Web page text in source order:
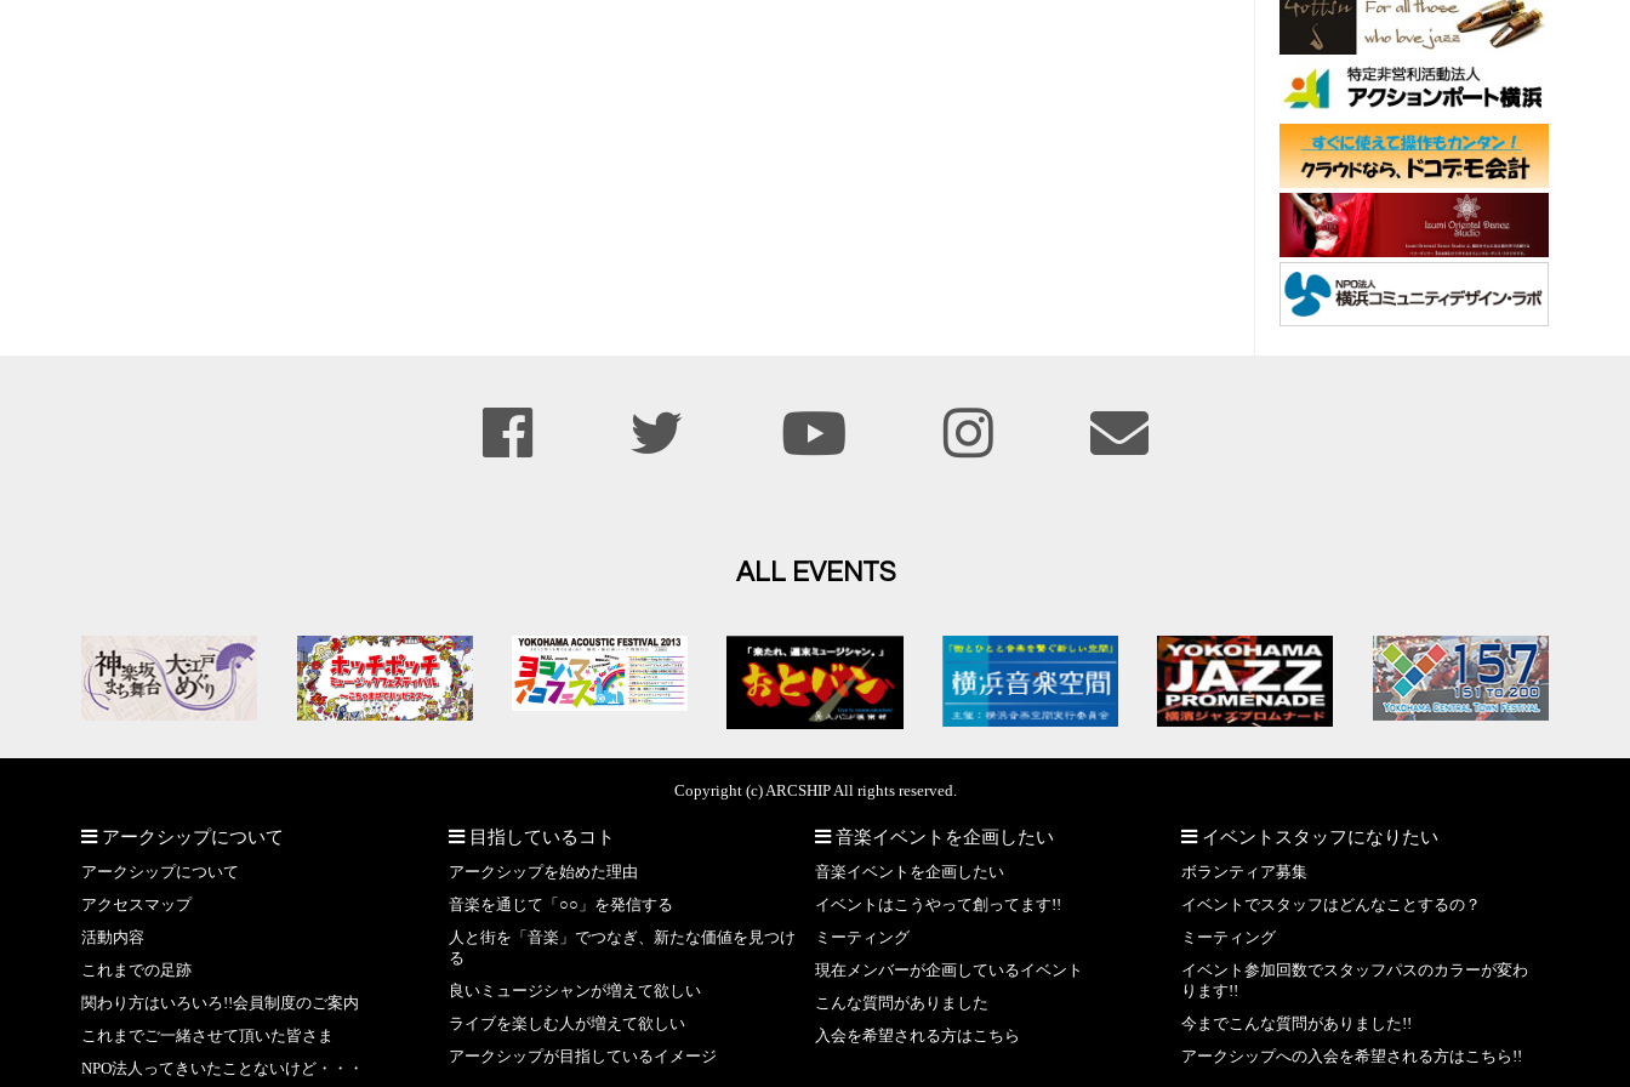
ALL EVENTS
Copyright (c) ARCSHIP All rights reserved.
アークシップについて
アークシップについて
アクセスマップ
活動内容
これまでの足跡
関わり方はいろいろ!!会員制度のご案内
これまでご一緒させて頂いた皆さま
NPO法人ってきいたことないけど・・・
目指しているコト
アークシップを始めた理由
音楽を通じて「○○」を発信する
人と街を「音楽」でつなぎ、新たな価値を見つけ
る
良いミュージシャンが増えて欲しい
ライブを楽しむ人が増えて欲しい
アークシップが目指しているイメージ
音楽イベントを企画したい
音楽イベントを企画したい
イベントはこうやって創ってます!!
ミーティング
現在メンバーが企画しているイベント
こんな質問がありました
入会を希望される方はこちら
イベントスタッフになりたい
ボランティア募集
イベントでスタッフはどんなことするの？
ミーティング
イベント参加回数でスタッフパスのカラーが変わ
ります!!
今までこんな質問がありました!!
アークシップへの入会を希望される方はこちら!!